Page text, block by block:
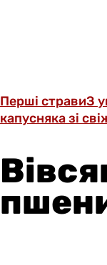
Перші стравиЗ
капусняка зі